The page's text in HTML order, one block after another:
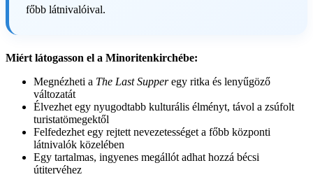
főbb látnivalóival.
Miért látogasson el a Minoritenkirchébe:
Megnézheti a The Last Supperegy ritka és lenyűgöző
változatát
Élvezhet egy nyugodtabb kulturális élményt, távol a zsúfolt
turistatömegektől
Felfedezhet egy rejtett nevezetességet a főbb központi
látnivalók közelében
Egy tartalmas, ingyenes megállót adhat hozzá bécsi
útitervéhez